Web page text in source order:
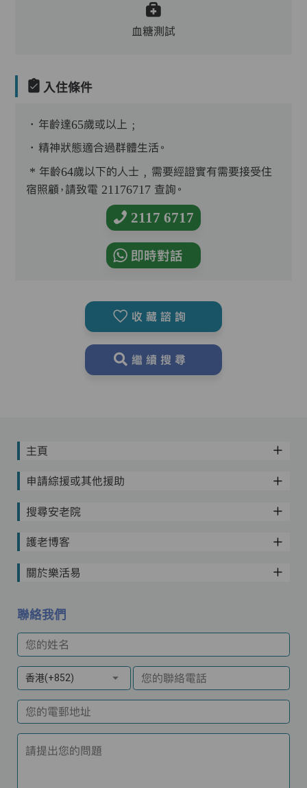
血糖測試
入住條件
．年齡達65歲或以上﹔
．精神狀態適合過群體生活。
* 年齡64歲以下的人士﹐需要經證實有需要接受住
宿照顧，請致電 21176717 查詢。
2117 6717
即時對話
收藏諮詢
繼續搜尋
主頁
申請綜援或其他援助
搜尋安老院
護老博客
關於樂活易
聯絡我們
您的姓名
香港(+852) 您的聯絡電話
您的電郵地址
請提出您的問題